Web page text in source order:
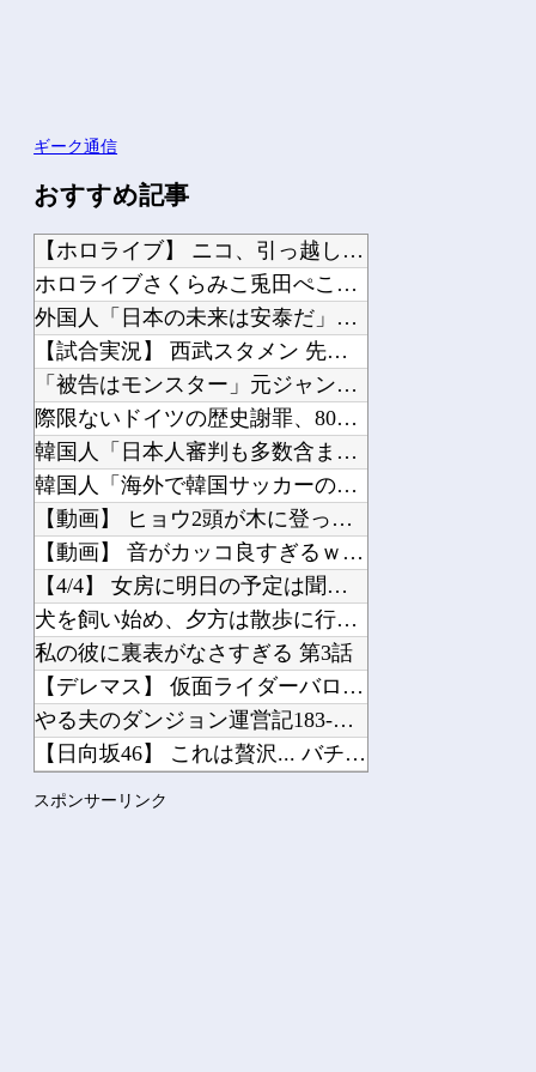
ギーク通信
おすすめ記事
【ホロライブ】 ニコ、引っ越し先に洗濯機置き場がない
ホロライブさくらみこ兎田ぺこら「ぺこみこ」人気キャラがわかるランキング！らしんば...
外国人「日本の未来は安泰だ」16歳MF三井寺眞、衝撃ゴール！久保建英超え歴代2位...
【試合実況】 西武スタメン 先発:高橋光成（2026.8.7）
「被告はモンスター」元ジャンポケ斉藤慎二被告に懲役７年求刑でほぼ実刑確実？弁護側...
際限ないドイツの歴史謝罪、80年前のホロコースト被害者に賠償…「日本はドイツを見...
韓国人「日本人審判も多数含まれていたサッカー協会の衝撃的な接待リストに衝撃の声！...
韓国人「海外で韓国サッカーの2002年ベスト4の実力は、実際にはどれくらい認めら...
【動画】 ヒョウ2頭が木に登って激しい戦い
【動画】 音がカッコ良すぎるｗ！！でっかい「三角定規」のブーメラン！！
【4/4】 女房に明日の予定は聞いていないが、デートにでも誘ってみる。多分断られ...
犬を飼い始め、夕方は散歩に行っていた。公園で話すようになったおばちゃんが息子を紹...
私の彼に裏表がなさすぎる 第3話
【デレマス】 仮面ライダーバロンＰ第２話「蒼翼の乙女」
やる夫のダンジョン運営記183-雑談所ネタ118 懺悔小ネタ「創刻のファイアホイ...
【日向坂46】 これは贅沢... バチバチにキメるモデルメンバーこちら
スポンサーリンク